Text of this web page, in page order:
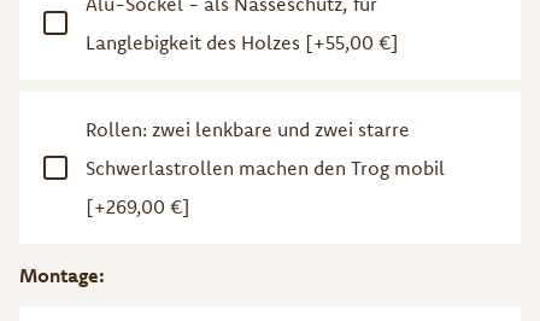
Langlebigkeit des Holzes [+55,00 €]
Rollen: zwei lenkbare und zwei starre
Schwerlastrollen machen den Trog mobil
[+269,00 €]
Montage: